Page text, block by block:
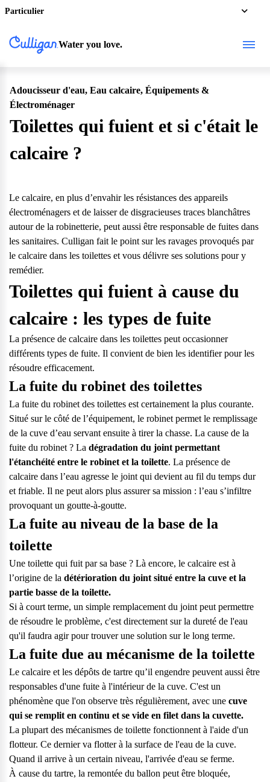
Particulier
Water you love.
Adoucisseur d'eau, Eau calcaire, Équipements &
Électroménager
Toilettes qui fuient et si c'était le
calcaire ?
Le calcaire, en plus d’envahir les résistances des appareils
électroménagers et de laisser de disgracieuses traces blanchâtres
autour de la robinetterie, peut aussi être responsable de fuites dans
les sanitaires. Culligan fait le point sur les ravages provoqués par
le calcaire dans les toilettes et vous délivre ses solutions pour y
remédier.
Toilettes qui fuient à cause du
calcaire : les types de fuite
La présence de calcaire dans les toilettes peut occasionner
différents types de fuite. Il convient de bien les identifier pour les
résoudre efficacement.
La fuite du robinet des toilettes
La fuite du robinet des toilettes est certainement la plus courante.
Situé sur le côté de l’équipement, le robinet permet le remplissage
de la cuve d’eau servant ensuite à tirer la chasse. La cause de la
fuite du robinet ? La dégradation du joint permettant
l'étanchéité entre le robinet et la toilette. La présence de
calcaire dans l’eau agresse le joint qui devient au fil du temps dur
et friable. Il ne peut alors plus assurer sa mission : l’eau s’infiltre
provoquant un goutte-à-goutte.
La fuite au niveau de la base de la
toilette
Une toilette qui fuit par sa base ? Là encore, le calcaire est à
l’origine de la détérioration du joint situé entre la cuve et la
partie basse de la toilette.
Si à court terme, un simple remplacement du joint peut permettre
de résoudre le problème, c'est directement sur la dureté de l'eau
qu'il faudra agir pour trouver une solution sur le long terme.
La fuite due au mécanisme de la toilette
Le calcaire et les dépôts de tartre qu’il engendre peuvent aussi être
responsables d'une fuite à l'intérieur de la cuve. C'est un
phénomène que l'on observe très régulièrement, avec une cuve
qui se remplit en continu et se vide en filet dans la cuvette.
La plupart des mécanismes de toilette fonctionnent à l'aide d'un
flotteur. Ce dernier va flotter à la surface de l'eau de la cuve.
Quand il arrive à un certain niveau, l'arrivée d'eau se ferme.
À cause du tartre, la remontée du ballon peut être bloquée,
Questions fréquentes
Consultez notre page de FAQ pour trouver toutes les réponses à
vos questions.
Consulter notre FAQ
Service après-vente
Vous avez des demandes sur l’entretien, le suivi et le dépannage
de votre matériel ? Culligan est là pour vous
Contactez notre service client